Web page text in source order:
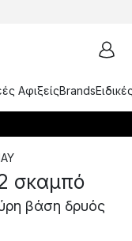
ΑφιξείςBrands
σκαμπό
βάση δρυός